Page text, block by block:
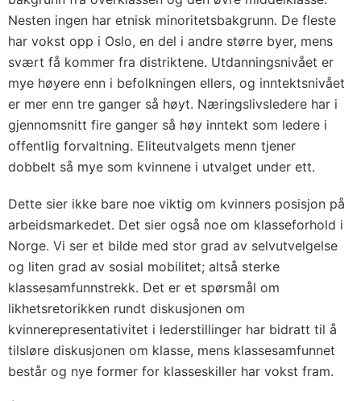
Nesten ingen har etnisk minoritetsbakgrunn. De fleste
har vokst opp i Oslo, en del i andre større byer, mens
svært få kommer fra distriktene. Utdanningsnivået er
mye høyere enn i befolkningen ellers, og inntektsnivået
er mer enn tre ganger så høyt. Næringslivsledere har i
gjennomsnitt fire ganger så høy inntekt som ledere i
offentlig forvaltning. Eliteutvalgets menn tjener
dobbelt så mye som kvinnene i utvalget under ett.
Dette sier ikke bare noe viktig om kvinners posisjon på
arbeidsmarkedet. Det sier også noe om klasseforhold i
Norge. Vi ser et bilde med stor grad av selvutvelgelse
og liten grad av sosial mobilitet; altså sterke
klassesamfunnstrekk. Det er et spørsmål om
likhetsretorikken rundt diskusjonen om
kvinnerepresentativitet i lederstillinger har bidratt til å
tilsløre diskusjonen om klasse, mens klassesamfunnet
består og nye former for klasseskiller har vokst fram.